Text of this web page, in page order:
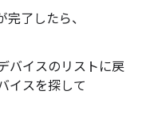
了したら、
バイスのリストに戻
イスを探して